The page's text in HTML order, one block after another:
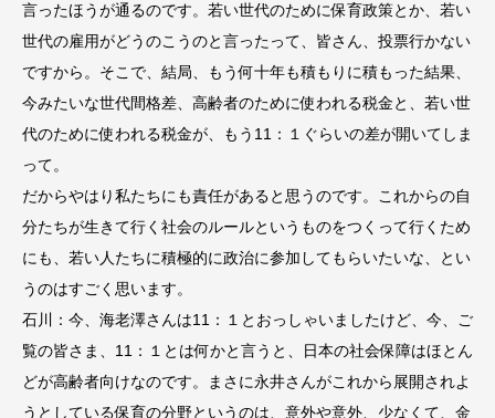
言ったほうが通るのです。若い世代のために保育政策とか、若い
世代の雇用がどうのこうのと言ったって、皆さん、投票行かない
ですから。そこで、結局、もう何十年も積もりに積もった結果、
今みたいな世代間格差、高齢者のために使われる税金と、若い世
代のために使われる税金が、もう11：１ぐらいの差が開いてしま
って。
だからやはり私たちにも責任があると思うのです。これからの自
分たちが生きて行く社会のルールというものをつくって行くため
にも、若い人たちに積極的に政治に参加してもらいたいな、とい
うのはすごく思います。
石川：今、海老澤さんは11：１とおっしゃいましたけど、今、ご
覧の皆さま、11：１とは何かと言うと、日本の社会保障はほとん
どが高齢者向けなのです。まさに永井さんがこれから展開されよ
うとしている保育の分野というのは、意外や意外、少なくて、金